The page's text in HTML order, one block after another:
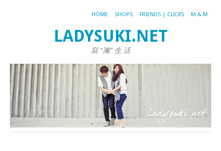
HOME SHOPS FRIENDS | CLICKS M & M
LADYSUKI.NET
寫 "漪" 生 活